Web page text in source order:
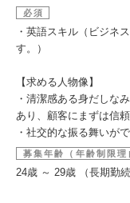
必須
・英語スキル（ビジネ
す。）
【求める人物像】
・清潔感ある身だしな
あり、顧客にまずは信
・社交的な振る舞いが
募集年齢（年齢制限理
24歳 ～ 29歳 （長期勤